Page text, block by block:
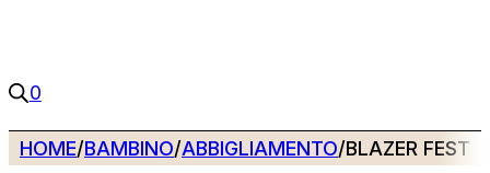
0
HOME/BAMBINO/ABBIGLIAMENTO/BLAZER